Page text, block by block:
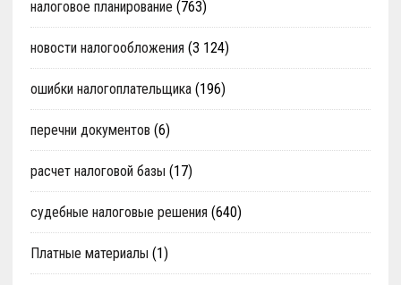
налоговое планирование (763)
новости налогообложения (3 124)
ошибки налогоплательщика(196)
перечни документов (6)
расчет налоговой базы (17)
судебные налоговые решения (640)
Платные материалы (1)